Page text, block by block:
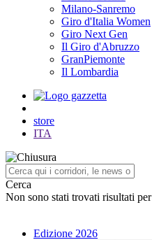
Milano-Sanremo
Giro d'Italia Women
Giro Next Gen
Il Giro d'Abruzzo
GranPiemonte
Il Lombardia
store
ITA
Cerca
Non sono stati trovati risultati
Edizione 2026